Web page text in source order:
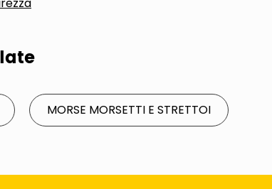
MORSE MORSETTI E STRETTOI